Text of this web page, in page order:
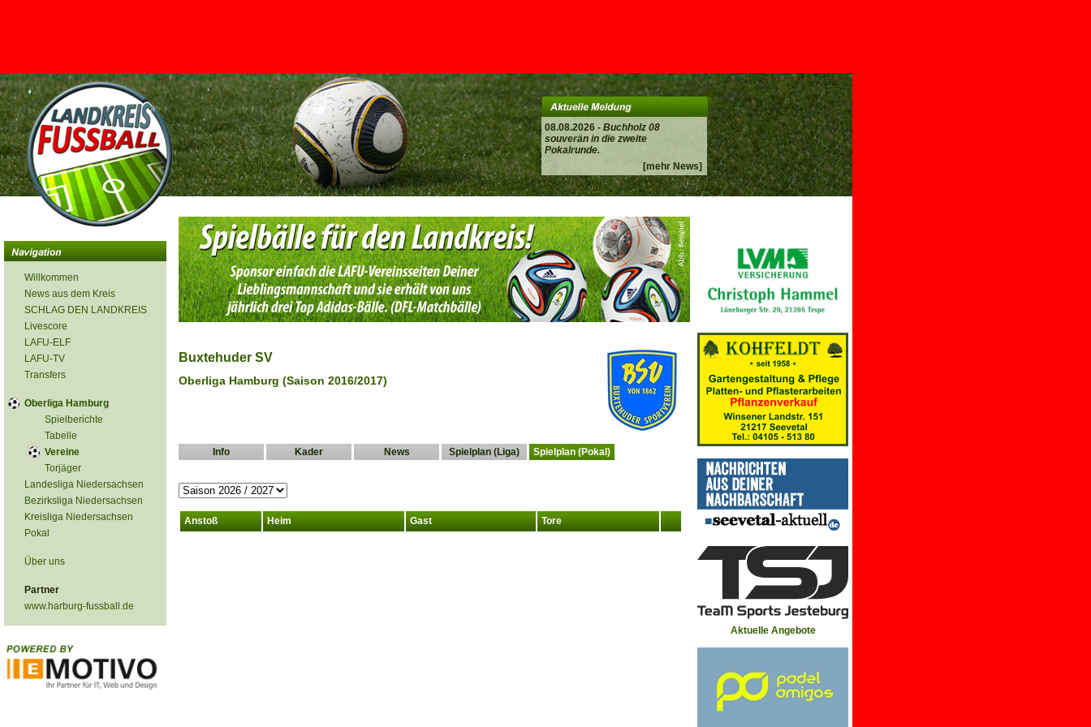
08.08.2026 - Buchholz 08
souverän in die zweite
Pokalrunde.
[mehr News]
<
Willkommen
News aus dem Kreis
SCHLAG DEN LANDKREIS
Livescore
LAFU-ELF
LAFU-TV
Transfers
Oberliga Hamburg
Spielberichte
Tabelle
Vereine
Torjäger
Landesliga Niedersachsen
Bezirksliga Niedersachsen
Kreisliga Niedersachsen
Pokal
Über uns
Partner
www.harburg-fussball.de
Buxtehuder SV
Oberliga Hamburg (Saison 2016/2017)
Info Kader News Spielplan (Liga) Spielplan (Pokal)
Anstoß Heim Gast Tore
Aktuelle Angebote